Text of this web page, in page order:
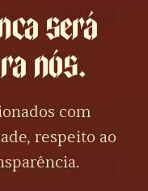
será
nós.
com
respeito ao